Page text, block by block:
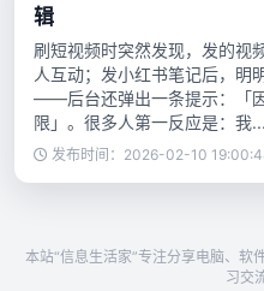
辑
刷短视频时突然发现，发的视
人互动；发小红书笔记后，明
——后台还弹出一条提示：「
限」。很多人第一反应是：我...
发布时间：2026-02-10
本站“信息生活家”专注分享电脑、软
习交